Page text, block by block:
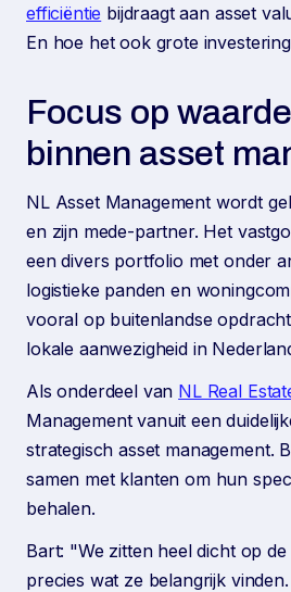
efficiëntie bijdraagt aan asset
En hoe het ook grote
Focus op
binnen asset
NL Asset Management wordt
en zijn mede-partner. Het
een divers portfolio met onder
logistieke panden en
vooral op buitenlandse
lokale aanwezigheid in
Als onderdeel van NL Real
Management vanuit een
strategisch asset management.
samen met klanten om hun
behalen.
Bart: "We zitten heel dicht op
precies wat ze belangrijk